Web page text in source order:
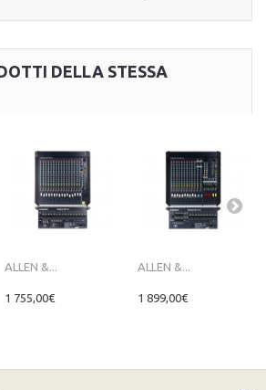
DELLA STESSA
ALLEN &...
1 755,00€
ALLEN &...
1 899,00€